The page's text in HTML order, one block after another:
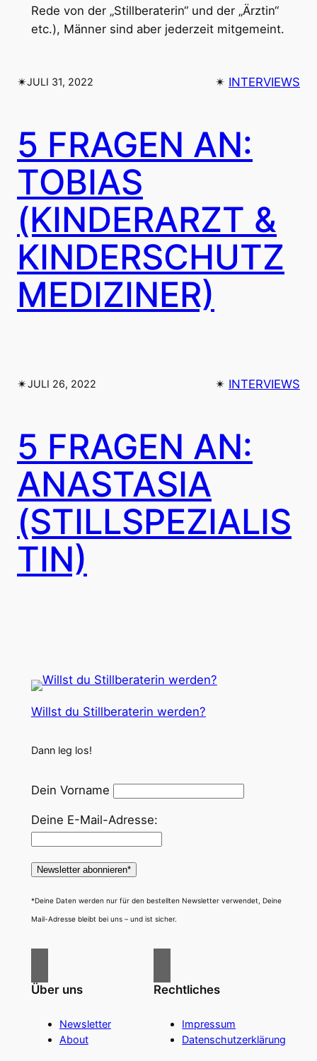
Rede von der „Stillberaterin“ und der „Ärztin“
etc.), Männer sind aber jederzeit mitgemeint.
✴︎JULI 31, 2022 ✴︎ INTERVIEWS
5 FRAGEN AN:
TOBIAS
(KINDERARZT &
KINDERSCHUTZ
MEDIZINER)
✴︎JULI 26, 2022 ✴︎ INTERVIEWS
5 FRAGEN AN:
ANASTASIA
(STILLSPEZIALIS
TIN)
Willst du Stillberaterin werden?
Dann leg los!
Dein Vorname
Deine E-Mail-Adresse:
*Deine Daten werden nur für den bestellten Newsletter verwendet, Deine
Mail-Adresse bleibt bei uns – und ist sicher.
Über uns
Newsletter
About
Rechtliches
Impressum
Datenschutzerklärung